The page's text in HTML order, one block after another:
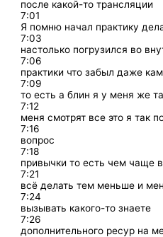
после какой-то трансляции
7:01
Я помню начал практику
7:03
настолько погрузился во
7:06
практики что забыл даже
7:09
то есть а блин я у меня же
7:12
меня смотрят все это я так
7:16
вопрос
7:18
привычки то есть чем чаще
7:21
всё делать тем меньше и
7:24
вызывать какого-то знаете
7:26
дополнительного ресур на